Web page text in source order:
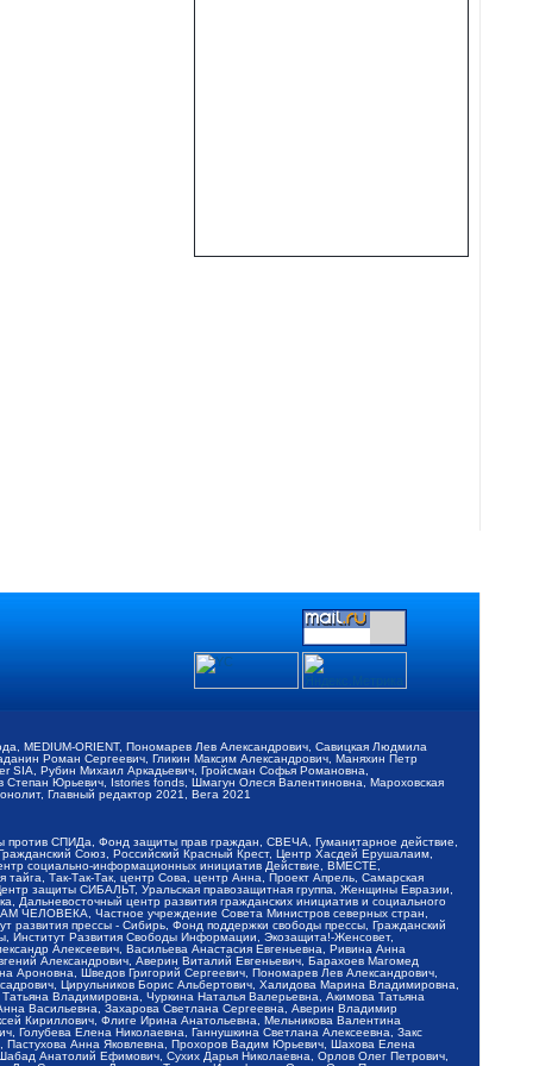
MEDIUM-ORIENT, Пономарев Лев Александрович, Савицкая Людмила
Роман Сергеевич, Гликин Максим Александрович, Маняхин Петр
Рубин Михаил Аркадьевич, Гройсман Софья Романовна,
Юрьевич, Istories fonds, Шмагун Олеся Валентиновна, Мароховская
Главный редактор 2021, Вега 2021
СПИДа, Фонд защиты прав граждан, СВЕЧА, Гуманитарное действие,
Союз, Российский Красный Крест, Центр Хасдей Ерушалаим,
социально-информационных инициатив Действие, ВМЕСТЕ,
Так-Так-Так, центр Сова, центр Анна, Проект Апрель, Самарская
защиты СИБАЛЬТ, Уральская правозащитная группа, Женщины Евразии,
Дальневосточный центр развития гражданских инициатив и социального
ЧЕЛОВЕКА, Частное учреждение Совета Министров северных стран,
прессы - Сибирь, Фонд поддержки свободы прессы, Гражданский
Институт Развития Свободы Информации, Экозащита!-Женсовет,
Алексеевич, Васильева Анастасия Евгеньевна, Ривина Анна
Александрович, Аверин Виталий Евгеньевич, Барахоев Магомед
Шведов Григорий Сергеевич, Пономарев Лев Александрович,
Цирульников Борис Альбертович, Халидова Марина Владимировна,
Владимировна, Чуркина Наталья Валерьевна, Акимова Татьяна
Васильевна, Захарова Светлана Сергеевна, Аверин Владимир
Кириллович, Флиге Ирина Анатольевна, Мельникова Валентина
Елена Николаевна, Ганнушкина Светлана Алексеевна, Закс
Анна Яковлевна, Прохоров Вадим Юрьевич, Шахова Елена
Анатолий Ефимович, Сухих Дарья Николаевна, Орлов Олег Петрович,